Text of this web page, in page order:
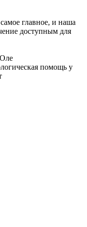
главное, и наша
доступным для
помощь у